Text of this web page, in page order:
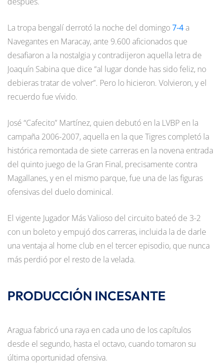
La tropa bengalí derrotó la noche del domingo7-4a
Navegantes en Maracay, ante 9.600 aficionados que
desafiaron a la nostalgia y contradijeron aquella letra de
Joaquín Sabina que dice “al lugar donde has sido feliz, no
debieras tratar de volver”. Pero lo hicieron. Volvieron, y el
recuerdo fue vívido.
José “Cafecito” Martínez, quien debutó en la LVBP en la
campaña 2006-2007, aquella en la que Tigres completó la
histórica remontada de siete carreras en la novena entrada
del quinto juego de la Gran Final, precisamente contra
Magallanes, y en el mismo parque, fue una de las figuras
ofensivas del duelo dominical.
El vigente Jugador Más Valioso del circuito bateó de 3-2
con un boleto y empujó dos carreras, incluida la de darle
una ventaja al home club en el tercer episodio, que nunca
más perdió por el resto de la velada.
PRODUCCIÓN INCESANTE
Aragua fabricó una raya en cada uno de los capítulos
desde el segundo, hasta el octavo, cuando tomaron su
última oportunidad ofensiva.